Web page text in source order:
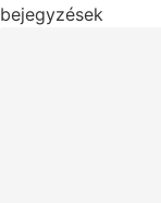
bejegyzések